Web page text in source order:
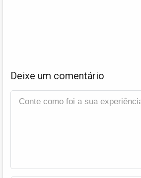
Deixe um comentário